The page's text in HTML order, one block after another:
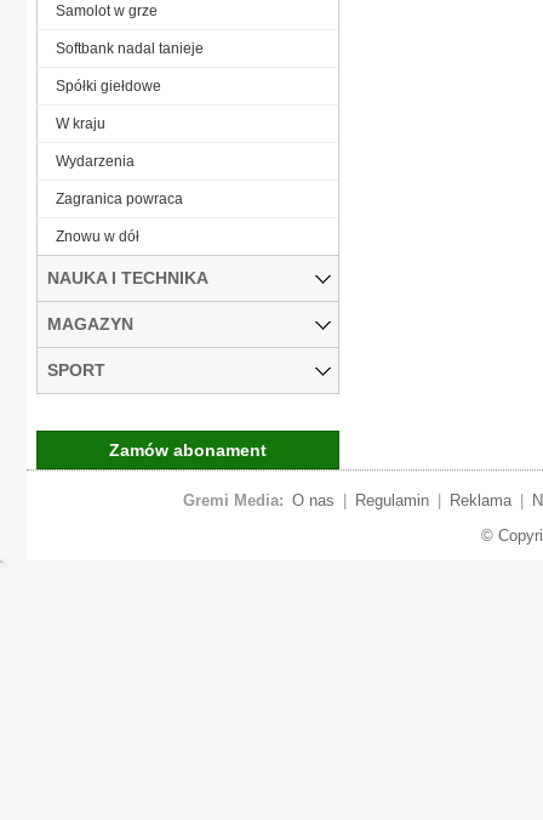
Samolot w grze
Softbank nadal tanieje
Spółki giełdowe
W kraju
Wydarzenia
Zagranica powraca
Znowu w dół
NAUKA I TECHNIKA
MAGAZYN
SPORT
Zamów abonament
Gremi Media: O nas Regulamin Reklama
©